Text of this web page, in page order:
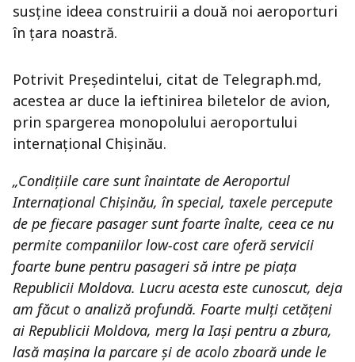
susține ideea construirii a două noi aeroporturi
în țara noastră.
Potrivit Președintelui, citat de Telegraph.md,
acestea ar duce la ieftinirea biletelor de avion,
prin spargerea monopolului aeroportului
internațional Chișinău.
„Condițiile care sunt înaintate de Aeroportul
Internațional Chișinău, în special, taxele percepute
de pe fiecare pasager sunt foarte înalte, ceea ce nu
permite companiilor low-cost care oferă servicii
foarte bune pentru pasageri să intre pe piața
Republicii Moldova. Lucru acesta este cunoscut, deja
am făcut o analiză profundă. Foarte mulți cetățeni
ai Republicii Moldova, merg la Iași pentru a zbura,
lasă mașina la parcare și de acolo zboară unde le